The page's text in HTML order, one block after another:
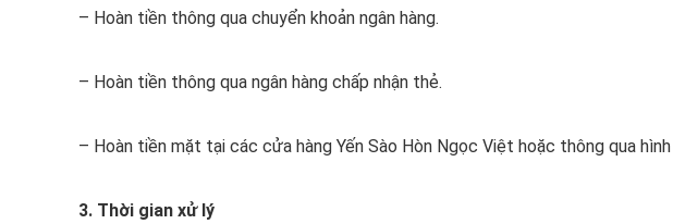
– Hoàn tiền thông qua chuyển khoản ngân hàng.
– Hoàn tiền thông qua ngân hàng chấp nhận thẻ.
– Hoàn tiền mặt tại các cửa hàng Yến Sào Hòn Ngọc Việt hoặc thông qua
3. Thời gian xử lý